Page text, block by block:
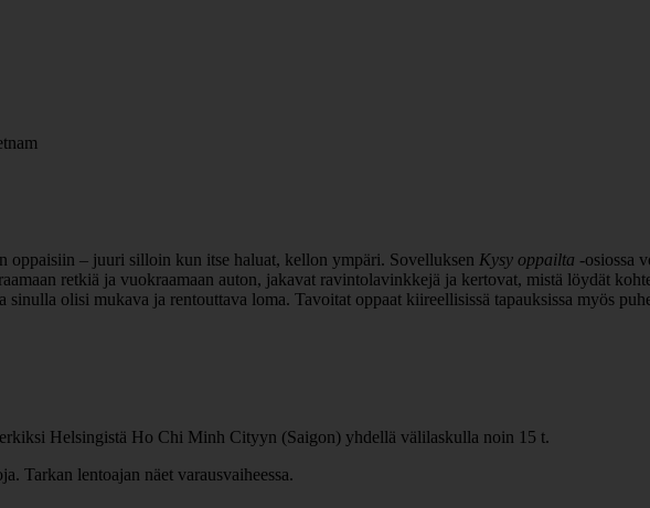
oppaisiin – juuri silloin kun itse haluat, kellon ympäri. Sovelluksen Kysy oppailta -osiossa
retkiä ja vuokraamaan auton, jakavat ravintolavinkkejä ja kertovat, mistä löydät
sinulla olisi mukava ja rentouttava loma. Tavoitat oppaat kiireellisissä tapauksissa myös
Helsingistä Ho Chi Minh Cityyn (Saigon) yhdellä välilaskulla noin 15 t.
Tarkan lentoajan näet varausvaiheessa.